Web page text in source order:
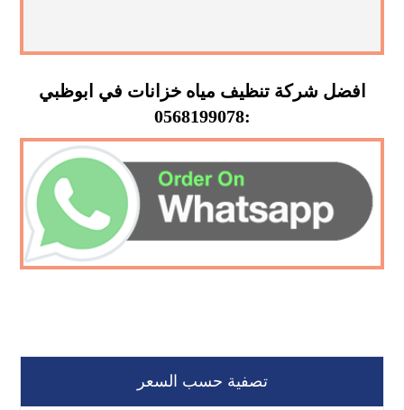
افضل شركة تنظيف مياه خزانات في ابوظبي
:0568199078
تصفية حسب السعر